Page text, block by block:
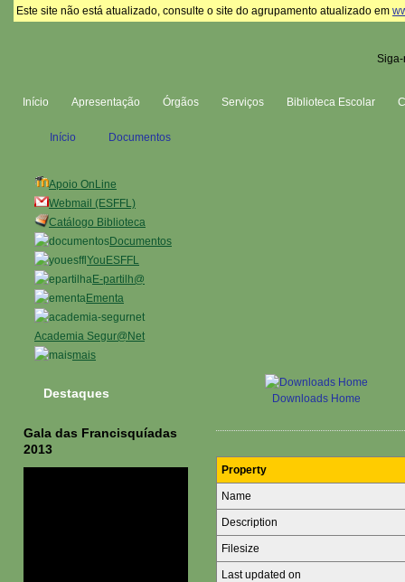
Este site não está atualizado, consulte o site do agrupamento atualizado em
Início Apresentação Órgãos Serviços Biblioteca Escolar
Apoio OnLine
Webmail (ESFFL)
Catálogo Biblioteca
Documentos
YouESFFL
E-partilh@
Ementa
Academia Segur@Net
mais
Início Documentos
Downloads Home
Property
Name
Description
Filesize
Last updated on
Destaques
Gala das Francisquíadas
2013